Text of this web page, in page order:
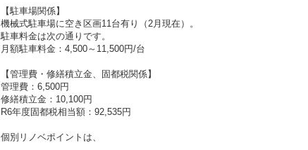
【駐車場関係】
機械式駐車場に空き区画11台有り（2月現在）。
駐車料金は次の通りです。
月額駐車料金：4,500～11,500円/台
【管理費・修繕積立金、固都税関係】
管理費：6,500円
修繕積立金：10,100円
R6年度固都税相当額：92,535円
個別リノベポイントは、